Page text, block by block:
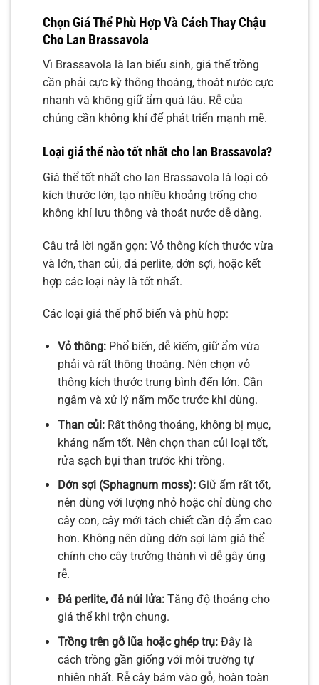
Chọn Giá Thể Phù Hợp Và Cách Thay Chậu
Cho Lan Brassavola
Vì Brassavola là lan biểu sinh, giá thể trồng
cần phải cực kỳ thông thoáng, thoát nước cực
nhanh và không giữ ẩm quá lâu. Rễ của
chúng cần không khí để phát triển mạnh mẽ.
Loại giá thể nào tốt nhất cho lan Brassavola?
Giá thể tốt nhất cho lan Brassavola là loại có
kích thước lớn, tạo nhiều khoảng trống cho
không khí lưu thông và thoát nước dễ dàng.
Câu trả lời ngắn gọn: Vỏ thông kích thước vừa
và lớn, than củi, đá perlite, dớn sợi, hoặc kết
hợp các loại này là tốt nhất.
Các loại giá thể phổ biến và phù hợp:
Vỏ thông:Phổ biến, dễ kiếm, giữ ẩm vừa
phải và rất thông thoáng. Nên chọn vỏ
thông kích thước trung bình đến lớn. Cần
ngâm và xử lý nấm mốc trước khi dùng.
Than củi:Rất thông thoáng, không bị mục,
kháng nấm tốt. Nên chọn than củi loại tốt,
rửa sạch bụi than trước khi trồng.
Dớn sợi (Sphagnum moss):Giữ ẩm rất tốt,
nên dùng với lượng nhỏ hoặc chỉ dùng cho
cây con, cây mới tách chiết cần độ ẩm cao
hơn. Không nên dùng dớn sợi làm giá thể
chính cho cây trưởng thành vì dễ gây úng
rễ.
Đá perlite, đá núi lửa:Tăng độ thoáng cho
giá thể khi trộn chung.
Trồng trên gỗ lũa hoặc ghép trụ:Đây là
cách trồng gần giống với môi trường tự
nhiên nhất. Rễ cây bám vào gỗ, hoàn toàn